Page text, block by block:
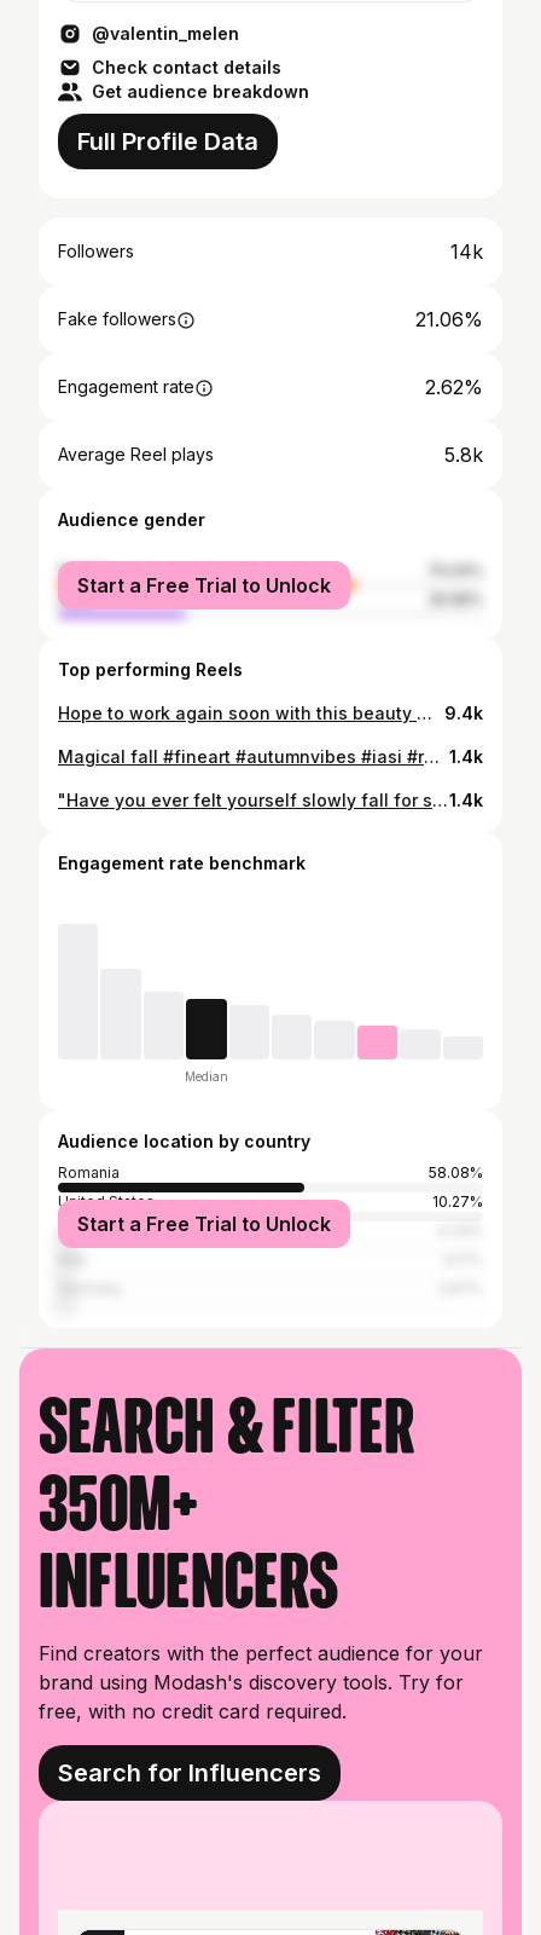
@valentin_melen
Check contact details
Get audience breakdown
Full Profile Data
Followers 14k
Fake followers 21.06%
Engagement rate 2.62%
Average Reel plays 5.8k
Audience gender
female
male
Start a Free Trial to Unlock
Top performing Reels
Hope to work again soon with this beauty @biancahristache 😊 Don't forget to leave a comment and let me know what you think about these photos 🙌 _____________________________________ #portrait #outerwear #woman #fashion #city #one #wear #portrait_vision #girl #fineart #artofportrait #outdoorspace #outdoorsupply #outdoors #urbanwear #people_infinity #coldplay #people #portraits #portrait_mood #portrait_star #portraitvision_ #fashionable #fashionblogger #photoshoop #instagood #tbt #iasi #love #suceava 9.4k
Magical fall #fineart #autumnvibes #iasi #romaniamagica #ig_captures #ig_romania #romaniapitoreasca 1.4k
"Have you ever felt yourself slowly fall for someone? I mean it starts out with friendship it always does. But then it starts to bloom into something more. At first you guys only did pointless banter and small talk, but slowly it progressed into long conversations about your past, and what you want for the future. They became more deep and meaningful. And when you're with them, that's probably the highlight of your day, just sitting next to them in silence makes you happy. That's when it hits you, you realize, that you might like them more than a friend, because you can't get rid of this knot in your heart that you feel with them. I mean now, every touch, every hug, becomes so precious to you, because you finally understand what's happening to you, you're falling for them." ❤ Grișa&Olguța #proposal #couplegoals #intimateweddingphotographer #elope #elopement #elopementphotographer #destinationweddingphotographer #destinationelopement #destinationwedding #adventureweddingphotographer #adventurephotographer #adventurephotography #adventurouswedding #adventurewedding #adventuresession #adventureelopement #dubrovnikengagement #yourockphotographers #positanowedding #authenticlovemag #junebugweddings #cluj #iasi #dirtybootsandmessyhair #beautiful #couple #love #suceava #photobugcommunity @dirtybootsandmessyhair1.4k
Engagement rate benchmark
Median
Audience location by country
Romania
58.08%
United States
10.27%
United Kingdom
Start a Free Trial to Unlock
Search & filter
350M+
influencers
Find creators with the perfect audience for your
brand using Modash's discovery tools. Try for
free, with no credit card required.
Search for Influencers